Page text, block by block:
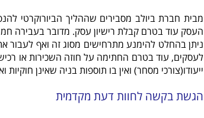
מבית חברת ביולב מסבירים שההליך הביורוקרטי
העסק עוד בטרם קבלת רישיון עסק. מדובר בעבירה
ניתן בהחלט להימנע מתרחישים מסוג זה ואף לעבור
לעסקים, עוד בטרם החתימה על חוזה השכירות או
ייעודו(צורכי מסחר) ואין בו תוספות בניה שאינן חוקיות
הגשת בקשה לחוות דעת מקדמית